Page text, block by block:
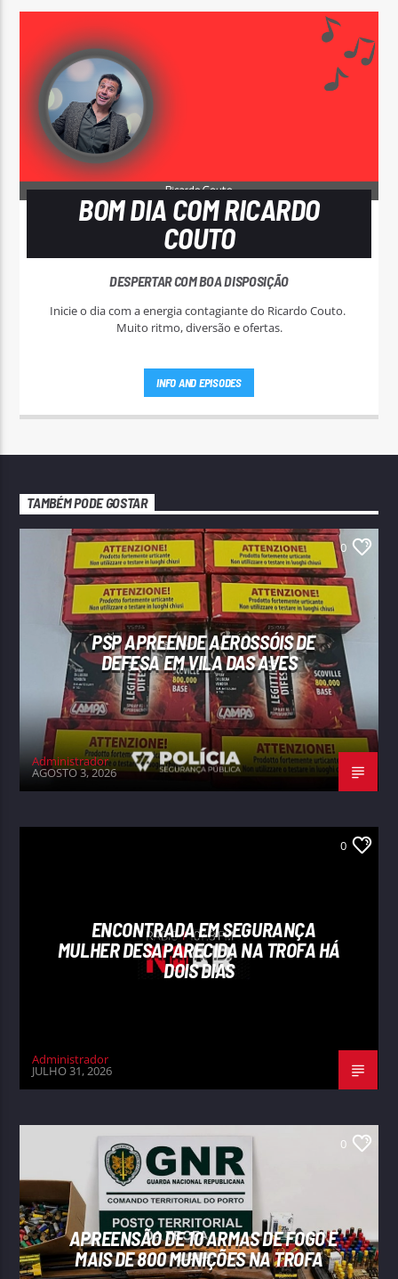
BOM DIA COM RICARDO
COUTO
DESPERTAR COM BOA DISPOSIÇÃO
Inicie o dia com a energia contagiante do Ricardo Couto.
Muito ritmo, diversão e ofertas.
INFO AND EPISODES
TAMBÉM PODE GOSTAR
0
PSP APREENDE AEROSSÓIS DE
DEFESA EM VILA DAS AVES
Administrador
AGOSTO 3, 2026
0
ENCONTRADA EM SEGURANÇA
MULHER DESAPARECIDA NA TROFA HÁ
DOIS DIAS
Administrador
JULHO 31, 2026
0
APREENSÃO DE 10 ARMAS DE FOGO E
MAIS DE 800 MUNIÇÕES NA TROFA